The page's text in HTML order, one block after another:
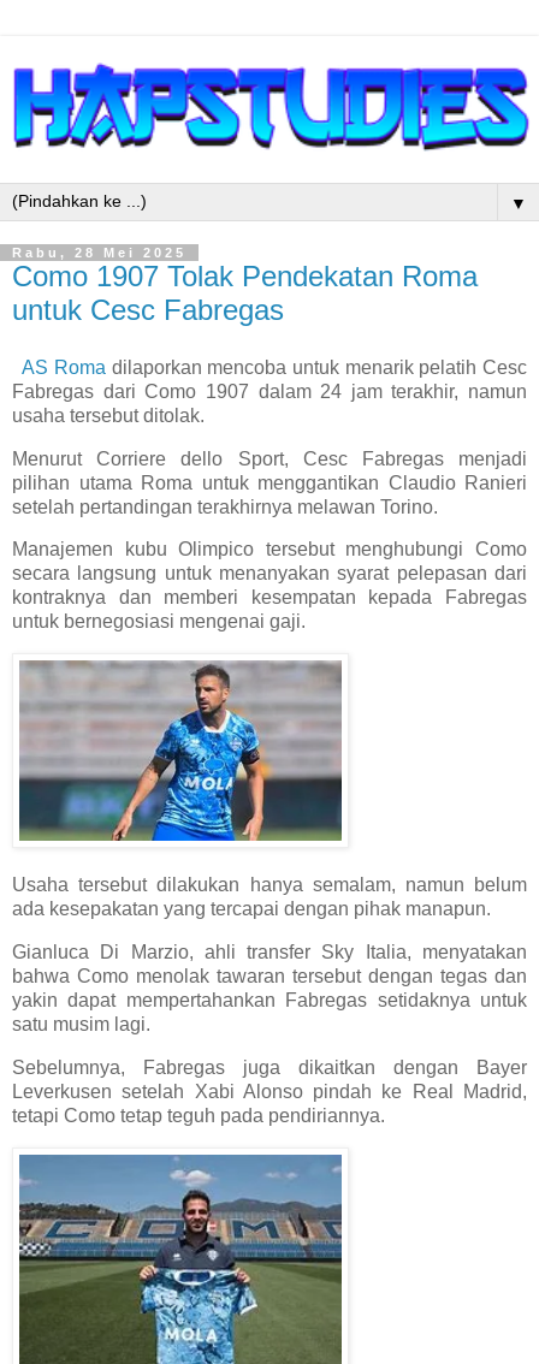
▼
Rabu, 28 Mei 2025
Como 1907 Tolak Pendekatan Roma
untuk Cesc Fabregas
AS Roma dilaporkan mencoba untuk menarik pelatih Cesc
Fabregas dari Como 1907 dalam 24 jam terakhir, namun
usaha tersebut ditolak.
Menurut Corriere dello Sport, Cesc Fabregas menjadi
pilihan utama Roma untuk menggantikan Claudio Ranieri
setelah pertandingan terakhirnya melawan Torino.
Manajemen kubu Olimpico tersebut menghubungi Como
secara langsung untuk menanyakan syarat pelepasan dari
kontraknya dan memberi kesempatan kepada Fabregas
untuk bernegosiasi mengenai gaji.
Usaha tersebut dilakukan hanya semalam, namun belum
ada kesepakatan yang tercapai dengan pihak manapun.
Gianluca Di Marzio, ahli transfer Sky Italia, menyatakan
bahwa Como menolak tawaran tersebut dengan tegas dan
yakin dapat mempertahankan Fabregas setidaknya untuk
satu musim lagi.
Sebelumnya, Fabregas juga dikaitkan dengan Bayer
Leverkusen setelah Xabi Alonso pindah ke Real Madrid,
tetapi Como tetap teguh pada pendiriannya.